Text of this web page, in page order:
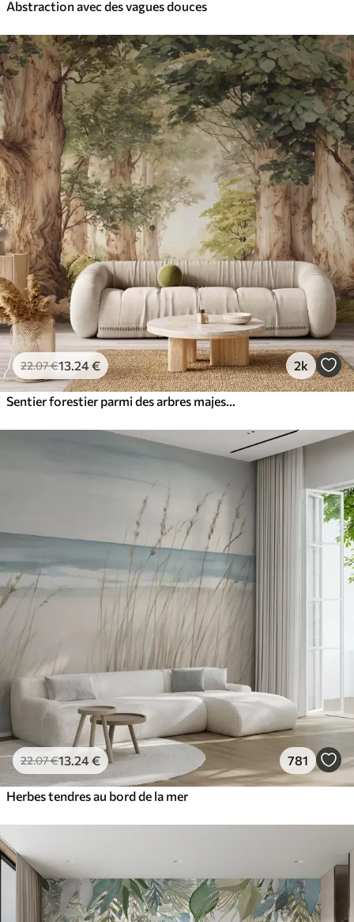
Abstraction avec des vagues douces
22.07€13 .24€ 2k
22.07€13 .24€ 781
Herbes tendres au bord de la mer